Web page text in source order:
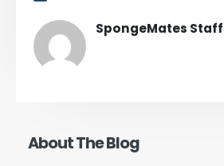
SpongeMates Staff
About The Blog